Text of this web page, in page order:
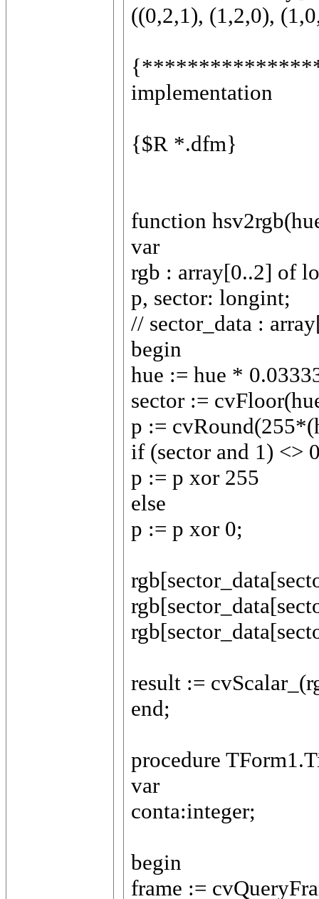
((0,2,1), (1,2,0),
implementation
{$R *.dfm}
function
var
rgb : array[0..2] of
p, sector: longint;
// sector_data :
begin
hue := hue *
sector :=
p :=
if (sector and 1) <>
p := p xor 255
else
p := p xor 0;
result :=
end;
procedure
var
conta:integer;
begin
frame :=